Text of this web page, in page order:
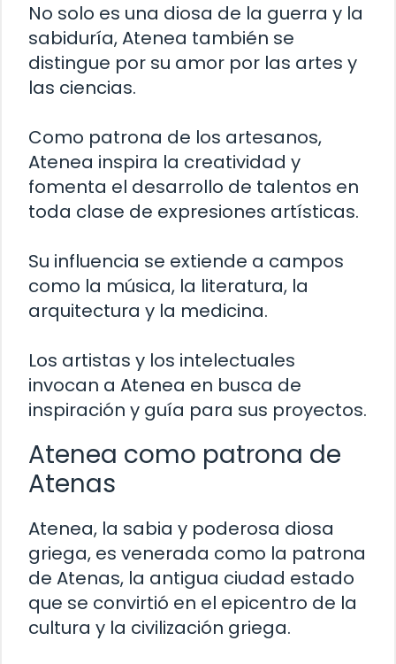
No solo es una diosa de la guerra y la
sabiduría, Atenea también se
distingue por su amor por las artes y
las ciencias.
Como patrona de los artesanos,
Atenea inspira la creatividad y
fomenta el desarrollo de talentos en
toda clase de expresiones artísticas.
Su influencia se extiende a campos
como la música, la literatura, la
arquitectura y la medicina.
Los artistas y los intelectuales
invocan a Atenea en busca de
inspiración y guía para sus proyectos.
Atenea como patrona de
Atenas
Atenea, la sabia y poderosa diosa
griega, es venerada como la patrona
de Atenas, la antigua ciudad estado
que se convirtió en el epicentro de la
cultura y la civilización griega.